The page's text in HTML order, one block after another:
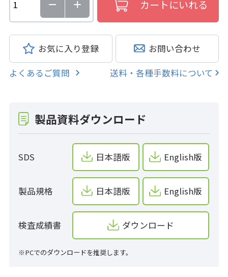
お気に入り登録 お問い合わせ
よくあるご質問 送料・各種手数料について
製品資料ダウンロード
SDS 日本語版 English版
製品規格 日本語版 English版
検査成績書 ダウンロード
※PCでのダウンロードを推奨します。